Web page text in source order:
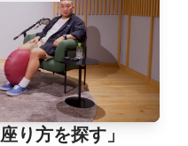
り方を探す」